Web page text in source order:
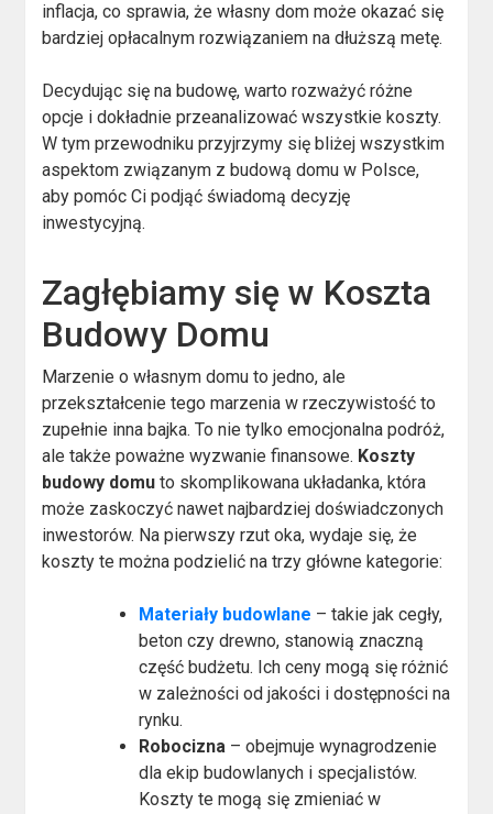
inflacja, co sprawia, że własny dom może okazać się
bardziej opłacalnym rozwiązaniem na dłuższą metę.
Decydując się na budowę, warto rozważyć różne
opcje i dokładnie przeanalizować wszystkie koszty.
W tym przewodniku przyjrzymy się bliżej wszystkim
aspektom związanym z budową domu w Polsce,
aby pomóc Ci podjąć świadomą decyzję
inwestycyjną.
Zagłębiamy się w Koszta
Budowy Domu
Marzenie o własnym domu to jedno, ale
przekształcenie tego marzenia w rzeczywistość to
zupełnie inna bajka. To nie tylko emocjonalna podróż,
ale także poważne wyzwanie finansowe. Koszty
budowy domu to skomplikowana układanka, która
może zaskoczyć nawet najbardziej doświadczonych
inwestorów. Na pierwszy rzut oka, wydaje się, że
koszty te można podzielić na trzy główne kategorie:
Materiały budowlane – takie jak cegły,
beton czy drewno, stanowią znaczną
część budżetu. Ich ceny mogą się różnić
w zależności od jakości i dostępności na
rynku.
Robocizna – obejmuje wynagrodzenie
dla ekip budowlanych i specjalistów.
Koszty te mogą się zmieniać w